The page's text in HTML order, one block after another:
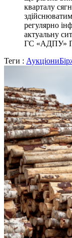
кварталу
регулярно
актуальну
ГС «АДПУ»
Теги : Аукціони